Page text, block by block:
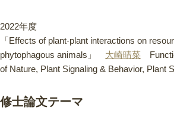
2022年度
「Effects of plant-plant interactions on
phytophagous animals」 大崎晴菜
of Nature, Plant Signaling & Behavior, Plant
修士論文テーマ